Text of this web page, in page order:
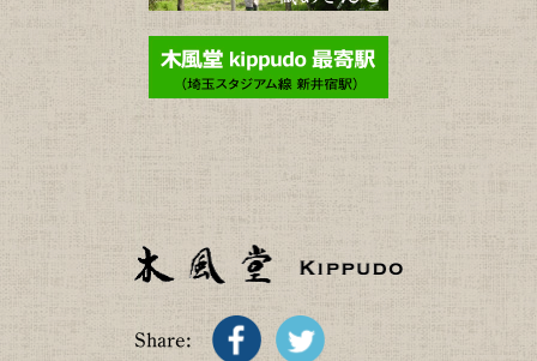
Share: